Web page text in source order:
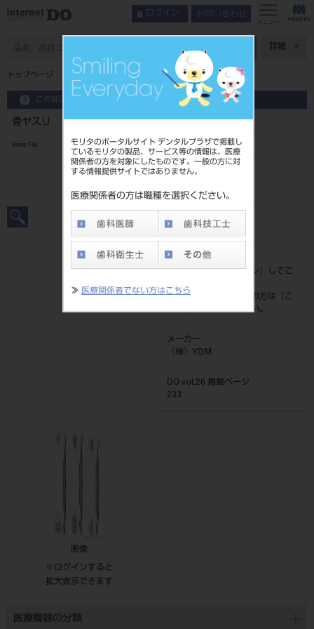
モリタのポータルサイト デンタルプラザで掲載し
ているモリタの製品、サービス等の情報は、医療
関係者の方を対象にしたものです。一般の方に対
する情報提供サイトではありません。
医療関係者の方は職種を選択ください。
≫ 医療関係者でない方はこちら
ログイン お問い合わせ
メニュー
詳細
トップページ 骨ヤスリ ＃11
この商品に関するお問い合わせ
骨ヤスリ ＃11
Bone File
品目コード
4963931144112
標準価格
価格の確認は『ログイン
』してご
ネット会員登録がまだの方は『
こ
ちら』より登録ください。
メーカー
（株）YDM
DO vol.26 掲載ページ
233
画像
※ログインすると
拡大表示できます
医療機器の分類